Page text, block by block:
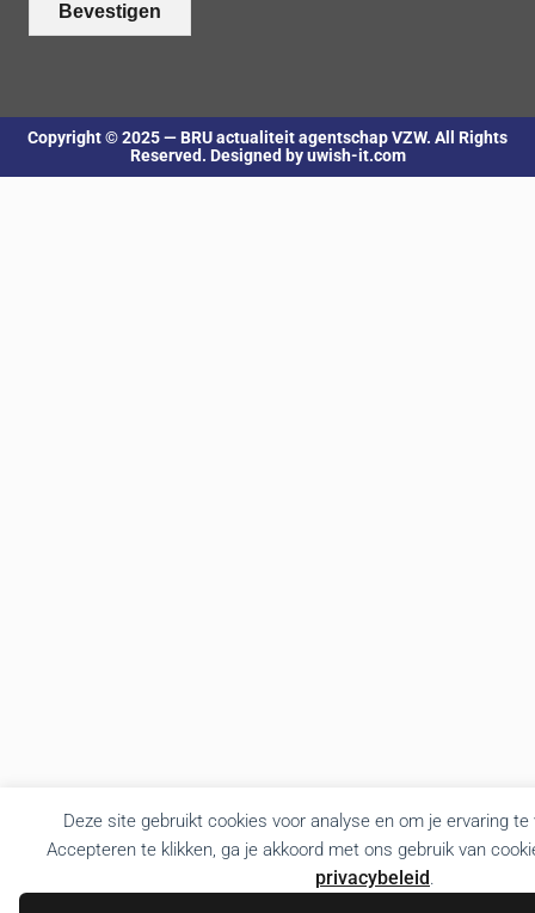
Deze site gebruikt cookies voor analyse en om je ervaring
Accepteren te klikken, ga je akkoord met ons gebruik van
privacybeleid.
Bevestigen
Copyright © 2025 — BRU actualiteit agentschap VZW. All Rights
Reserved. Designed by uwish-it.com